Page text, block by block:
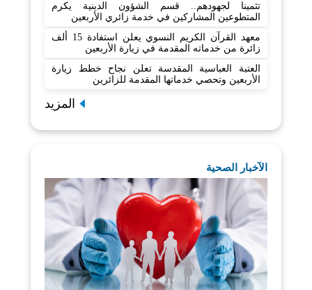
تثمينا لجهودهم.. قسم الشؤون الدينية يكرم
المتطوعين المشاركين في خدمة زائري الأربعين
معهد القرآن الكريم النسوي يعلن استفادة 15 ألف
زائرة من خدماته المقدمة في زيارة الأربعين
العتبة العباسية المقدسة تعلن نجاح خطط زيارة
الأربعين وتحصي خدماتها المقدمة للزائرين
المزيد
الآخبار الصحية